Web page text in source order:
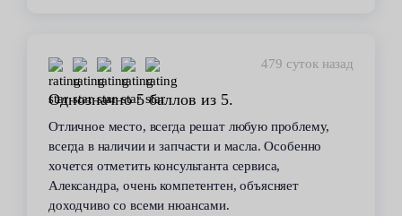
450 суток назад
Стабильное качество
В течение 6 лет пользуюсь услугами данного
сервиса. Высокий профессионализм персонала
всегда помогал решить возникающие с
автомобилем проблемы. Все работы по
техобслуживанию проводились качественно и в